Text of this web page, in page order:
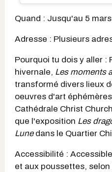
Quand : Jusqu'au 5 mars
Adresse : Plusieurs
Pourquoi tu dois y aller :
hivernale, Les moments
transformé divers lieux
oeuvres d'art
Cathédrale Christ
que l'exposition Les
Lune dans le Quartier
Accessibilité :
et aux poussettes,